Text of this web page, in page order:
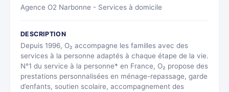
Agence O2 Narbonne - Services à domicile
DESCRIPTION
Depuis 1996, O₂ accompagne les familles avec des
services à la personne adaptés à chaque étape de la vie.
N°1 du service à la personne* en France, O₂ propose des
prestations personnalisées en ménage-repassage, garde
d’enfants, soutien scolaire, accompagnement des